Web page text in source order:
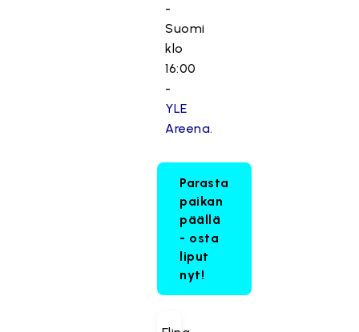
-
Suomi
klo
16:00
-
YLE
Areena.
Parasta
paikan
päällä
- osta
liput
nyt!